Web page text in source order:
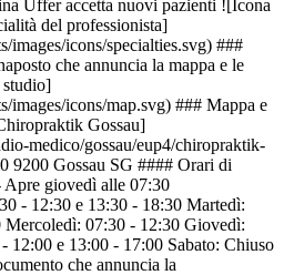
Uffer accetta nuovi pazienti ![Icona
del professionista]
images/icons/specialties.svg) ###
che annuncia la mappa e le
studio]
images/icons/map.svg) ### Mappa e
Gossau]
medico/gossau/eup4/chiropraktik-
9200 Gossau SG #### Orari di
Apre giovedì alle 07:30
- 12:30 e 13:30 - 18:30 Martedì:
07:30 - 12:30 Giovedì:
12:00 e 13:00 - 17:00 Sabato: Chiuso
che annuncia la